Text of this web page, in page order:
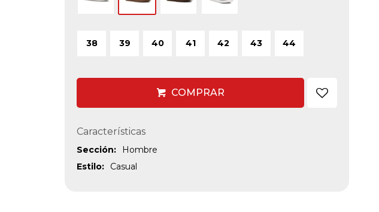
38 39 40 41 42 43 44
COMPRAR
Características
Sección
Hombre
Estilo
Casual